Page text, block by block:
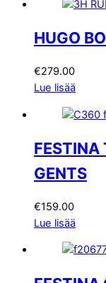
HUGO
€279.00
Lue lisää
FESTINA
GENTS
€159.00
Lue lisää